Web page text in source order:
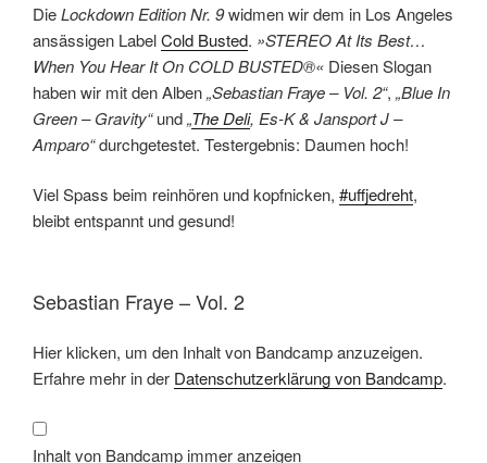
DieLockdown Edition Nr. 9widmen wir dem in Los Angeles
ansässigen LabelCold Busted. »STEREO At Its Best…
When You Hear It On COLD BUSTED®« Diesen Slogan
haben wir mit den Alben„Sebastian Fraye – Vol. 2“, „Blue In
Green – Gravity“und„The Deli, Es-K & Jansport J –
Amparo“durchgetestet. Testergebnis: Daumen hoch!
Viel Spass beim reinhören und kopfnicken, #uffjedreht,
bleibt entspannt und gesund!
Sebastian Fraye – Vol. 2
Inhalt
von
Bandcamp
anzeigen
Hier klicken, um den Inhalt von Bandcamp anzuzeigen.
Erfahre mehr in der Datenschutzerklärung von Bandcamp.
Inhalt von Bandcamp immer anzeigen